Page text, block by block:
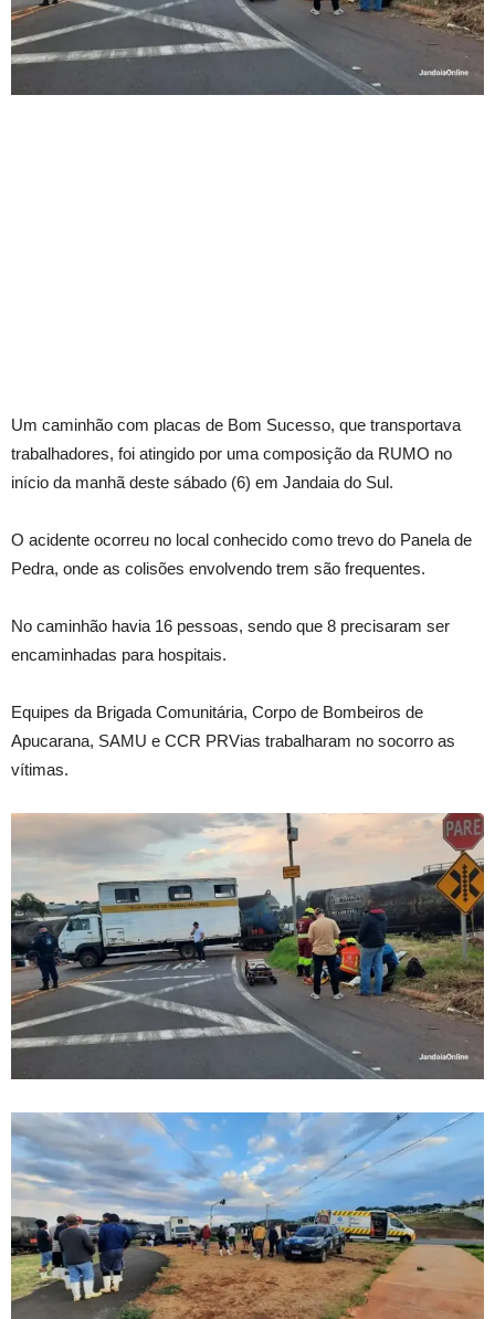
Um caminhão com placas de Bom Sucesso, que transportava
trabalhadores, foi atingido por uma composição da RUMO no
início da manhã deste sábado (6) em Jandaia do Sul.
O acidente ocorreu no local conhecido como trevo do Panela de
Pedra, onde as colisões envolvendo trem são frequentes.
No caminhão havia 16 pessoas, sendo que 8 precisaram ser
encaminhadas para hospitais.
Equipes da Brigada Comunitária, Corpo de Bombeiros de
Apucarana, SAMU e CCR PRVias trabalharam no socorro as
vítimas.